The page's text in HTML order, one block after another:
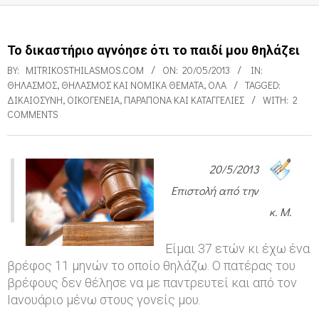
Το δικαστήριο αγνόησε ότι το παιδί μου θηλάζει
BY: MITRIKOSTHILASMOS.COM ON: 20/05/2013
IN:
ΘΗΛΑΣΜΌΣ, ΘΗΛΑΣΜΌΣ ΚΑΙ ΝΟΜΙΚΆ ΘΈΜΑΤΑ, ΌΛΑ
TAGGED:
ΔΙΚΑΙΟΣΎΝΗ, ΟΙΚΟΓΈΝΕΙΑ, ΠΑΡΆΠΟΝΑ ΚΑΙ ΚΑΤΑΓΓΕΛΊΕΣ WITH: 2
COMMENTS
κ
α
20/5/2013
Επιστολή από την
κ. Μ.
Είμαι 37 ετών κι έχω ένα
βρέφος 11 μηνών το οποίο θηλάζω. Ο πατέρας του
βρέφους δεν θέλησε να με παντρευτεί και από τον
Ιανουάριο μένω στους γονείς μου.